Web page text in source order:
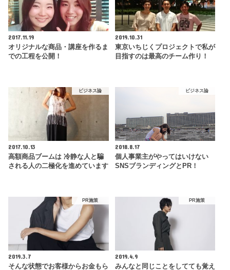
2017.11.19
オリジナルな商品・講座を作るま
での工程を公開！
2019.10.31
東京いちじくプロジェクトで私が
目指すのは最高のチーム作り！
ビジネス論
2017.10.13
高額商品ブームは 冷静な人と騙
される人の二極化を進めています
ビジネス論
2018.8.17
個人事業主がやってはいけない
SNSブランディングとPR！
PR施策
2019.3.7
そんな状態でお客様からお金もら
PR施策
2019.4.9
みんなと同じことをしてても覚え